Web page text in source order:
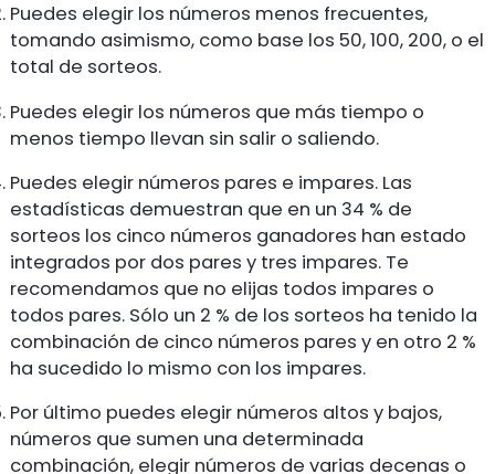
Puedes elegir los números menos frecuentes,
tomando asimismo, como base los 50, 100, 200, o el
total de sorteos.
Puedes elegir los números que más tiempo o
menos tiempo llevan sin salir o saliendo.
Puedes elegir números pares e impares. Las
estadísticas demuestran que en un 34 % de
sorteos los cinco números ganadores han estado
integrados por dos pares y tres impares. Te
recomendamos que no elijas todos impares o
todos pares. Sólo un 2 % de los sorteos ha tenido la
combinación de cinco números pares y en otro 2 %
ha sucedido lo mismo con los impares.
Por último puedes elegir números altos y bajos,
números que sumen una determinada
combinación, elegir números de varias decenas o